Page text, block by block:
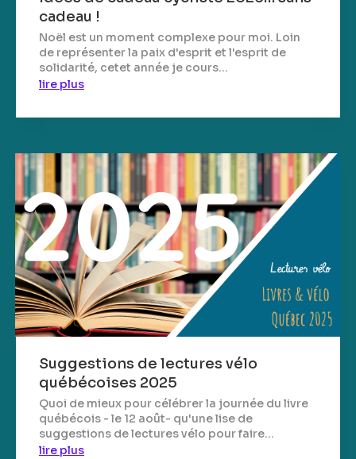
cadeau !
Noël est un moment complexe pour moi. Loin
de représenter la paix d'esprit et l'esprit de
solidarité, cetet année je cours...
lire plus
Suggestions de lectures vélo
québécoises 2025
Quoi de mieux pour célébrer la journée du livre
québécois - le 12 août- qu'une lise de
suggestions de lectures vélo pour faire...
lire plus